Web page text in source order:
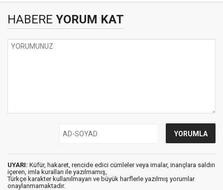
HABERE YORUM KAT
UYARI: Küfür, hakaret, rencide edici cümleler veya imalar, inançlara saldırı
içeren, imla kuralları ile yazılmamış,
Türkçe karakter kullanılmayan ve büyük harflerle yazılmış yorumlar
onaylanmamaktadır.